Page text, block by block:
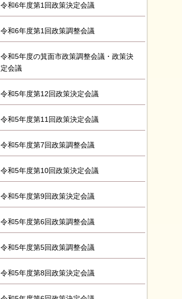
令和6年度第1回政策決定会議
令和6年度第1回政策調整会議
令和5年度の箕面市政策調整会議・政策決
定会議
令和5年度第12回政策決定会議
令和5年度第11回政策決定会議
令和5年度第7回政策調整会議
令和5年度第10回政策決定会議
令和5年度第9回政策決定会議
令和5年度第6回政策調整会議
令和5年度第5回政策調整会議
令和5年度第8回政策決定会議